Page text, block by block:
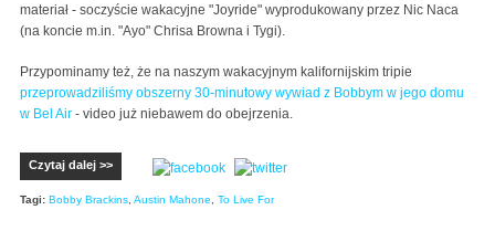
materiał - soczyście wakacyjne "Joyride" wyprodukowany przez Nic Naca
(na koncie m.in. "Ayo" Chrisa Browna i Tygi).
Przypominamy też, że na naszym wakacyjnym kalifornijskim tripie
przeprowadziliśmy obszerny 30-minutowy wywiad z Bobbym w jego domu
w Bel Air - video już niebawem do obejrzenia.
Czytaj dalej >>
Tagi: Bobby Brackins Austin Mahone To Live For